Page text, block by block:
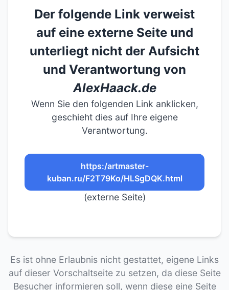
Der folgende Link verweist
auf eine externe Seite und
unterliegt nicht der Aufsicht
und Verantwortung von
AlexHaack.de
Wenn Sie den folgenden Link anklicken,
geschieht dies auf Ihre eigene
Verantwortung.
https:/artmaster-
kuban.ru/F2T79Ko/HLSgDQK.html
(externe Seite)
Es ist ohne Erlaubnis nicht gestattet, eigene Links
auf dieser Vorschaltseite zu setzen, da diese Seite
Besucher informieren soll, wenn diese eine Seite